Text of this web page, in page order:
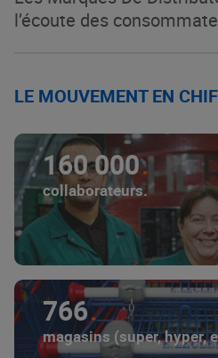
l’écoute des
LE MOUVEMENT EN
160 000
collaborateurs.
766
magasins (super, hyper,